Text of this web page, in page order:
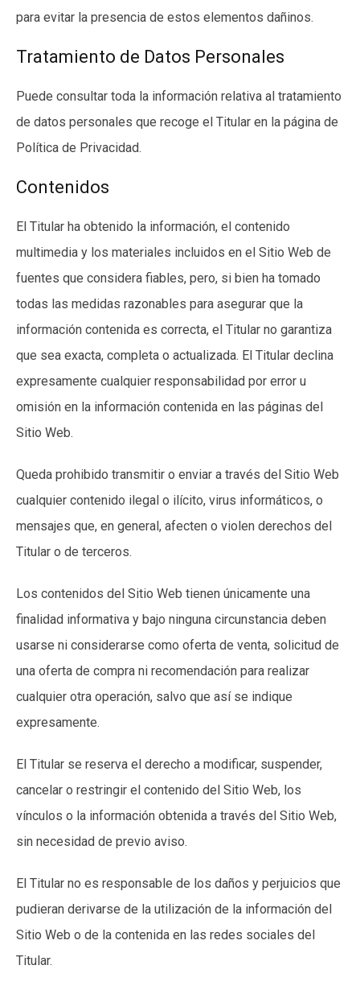
para evitar la presencia de estos elementos dañinos.
Tratamiento de Datos Personales
Puede consultar toda la información relativa al tratamiento
de datos personales que recoge el Titular en la página de
Política de Privacidad.
Contenidos
El Titular ha obtenido la información, el contenido
multimedia y los materiales incluidos en el Sitio Web de
fuentes que considera fiables, pero, si bien ha tomado
todas las medidas razonables para asegurar que la
información contenida es correcta, el Titular no garantiza
que sea exacta, completa o actualizada. El Titular declina
expresamente cualquier responsabilidad por error u
omisión en la información contenida en las páginas del
Sitio Web.
Queda prohibido transmitir o enviar a través del Sitio Web
cualquier contenido ilegal o ilícito, virus informáticos, o
mensajes que, en general, afecten o violen derechos del
Titular o de terceros.
Los contenidos del Sitio Web tienen únicamente una
finalidad informativa y bajo ninguna circunstancia deben
usarse ni considerarse como oferta de venta, solicitud de
una oferta de compra ni recomendación para realizar
cualquier otra operación, salvo que así se indique
expresamente.
El Titular se reserva el derecho a modificar, suspender,
cancelar o restringir el contenido del Sitio Web, los
vínculos o la información obtenida a través del Sitio Web,
sin necesidad de previo aviso.
El Titular no es responsable de los daños y perjuicios que
pudieran derivarse de la utilización de la información del
Sitio Web o de la contenida en las redes sociales del
Titular.